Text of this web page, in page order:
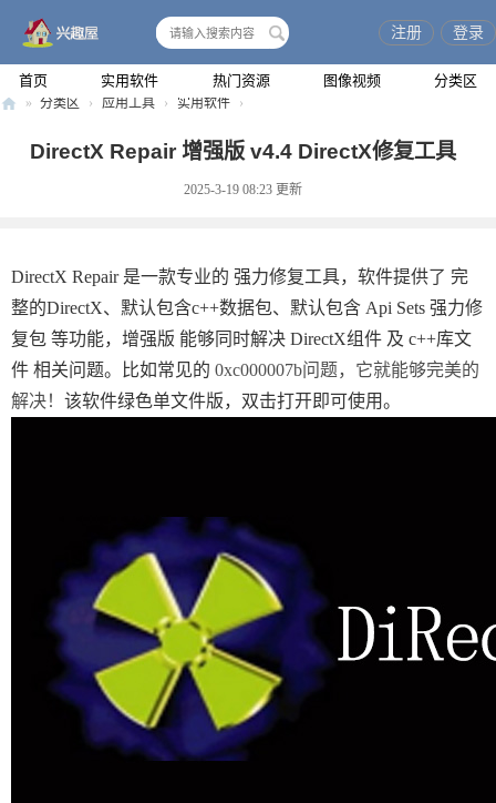
首页 实用软件 热门资源 图像视频 分类区
注册 登录
» 分类区 › 应用工具 › 实用软件 ›
DirectX Repair 增强版 v4.4 DirectX修复工具
2025-3-19 08:23 更新
DirectX Repair 是一款专业的 强力修复工具，软件提供了 完
整的DirectX、默认包含c++数据包、默认包含 Api Sets 强力修
复包 等功能，增强版 能够同时解决 DirectX组件 及 c++库文
件 相关问题。比如常见的 0xc000007b问题，它就能够完美的
解决！ 该软件绿色单文件版，双击打开即可使用。